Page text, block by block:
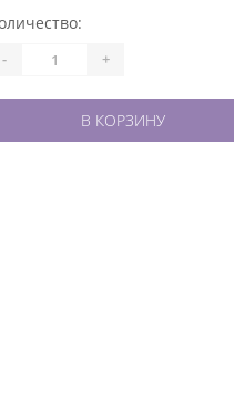
- +
В КОРЗИНУ